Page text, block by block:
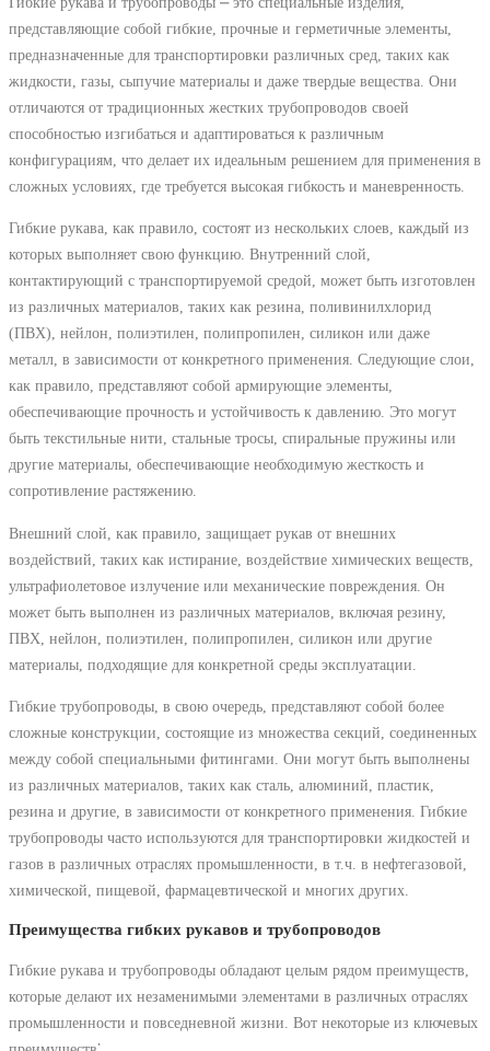
представляющие собой гибкие, прочные и герметичные элементы,
предназначенные для транспортировки различных сред, таких как
жидкости, газы, сыпучие материалы и даже твердые вещества. Они
отличаются от традиционных жестких трубопроводов своей
способностью изгибаться и адаптироваться к различным
конфигурациям, что делает их идеальным решением для применения в
сложных условиях, где требуется высокая гибкость и маневренность.
Гибкие рукава, как правило, состоят из нескольких слоев, каждый из
которых выполняет свою функцию. Внутренний слой,
контактирующий с транспортируемой средой, может быть изготовлен
из различных материалов, таких как резина, поливинилхлорид
(ПВХ), нейлон, полиэтилен, полипропилен, силикон или даже
металл, в зависимости от конкретного применения. Следующие слои,
как правило, представляют собой армирующие элементы,
обеспечивающие прочность и устойчивость к давлению. Это могут
быть текстильные нити, стальные тросы, спиральные пружины или
другие материалы, обеспечивающие необходимую жесткость и
сопротивление растяжению.
Внешний слой, как правило, защищает рукав от внешних
воздействий, таких как истирание, воздействие химических веществ,
ультрафиолетовое излучение или механические повреждения. Он
может быть выполнен из различных материалов, включая резину,
ПВХ, нейлон, полиэтилен, полипропилен, силикон или другие
материалы, подходящие для конкретной среды эксплуатации.
Гибкие трубопроводы, в свою очередь, представляют собой более
сложные конструкции, состоящие из множества секций, соединенных
между собой специальными фитингами. Они могут быть выполнены
из различных материалов, таких как сталь, алюминий, пластик,
резина и другие, в зависимости от конкретного применения. Гибкие
трубопроводы часто используются для транспортировки жидкостей и
газов в различных отраслях промышленности, в т.ч. в нефтегазовой,
химической, пищевой, фармацевтической и многих других.
Преимущества гибких рукавов и трубопроводов
Гибкие рукава и трубопроводы обладают целым рядом преимуществ,
которые делают их незаменимыми элементами в различных отраслях
промышленности и повседневной жизни. Вот некоторые из ключевых